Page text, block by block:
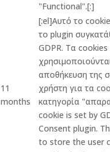
"Functional".[:]
11
months
[:el]Αυτό το
το plugin
GDPR. Τα cookies
αποθήκευση της
χρήστη για τα
κατηγορία
cookie is set by
Consent plugin.
to store the user